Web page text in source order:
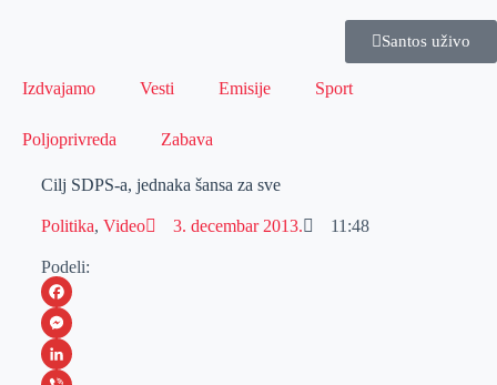
Santos uživo
Izdvajamo Vesti Emisije Sport
Poljoprivreda Zabava
Cilj SDPS-a, jednaka šansa za sve
Politika, Video 3. decembar 2013. 11:48
Podeli:
F
aM